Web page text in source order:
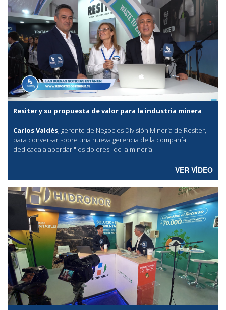
Resiter y su propuesta de valor para la industria minera
Carlos Valdés, gerente de Negocios División Minería de Resiter,
para conversar sobre una nueva gerencia de la compañía
dedicada a abordar "los dolores" de la minería.
VER VÍDEO